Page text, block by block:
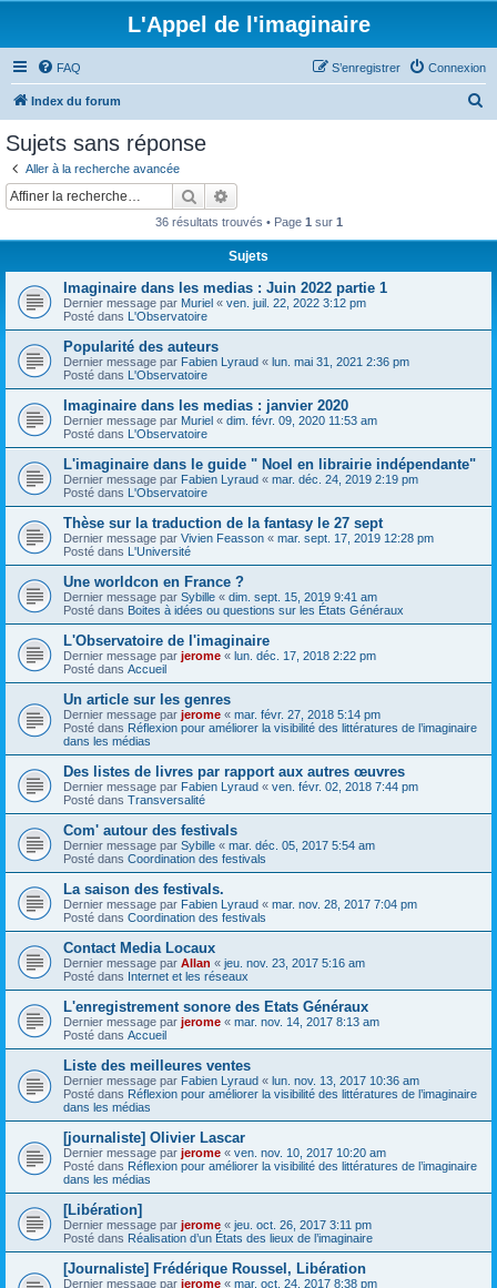
L'Appel de l'imaginaire
FAQ Connexion
S’enregistrer
Index du forum
Sujets sans réponse
Aller à la recherche avancée
Rechercher
36 résultats trouvés • Page 1 sur 1
Sujets
Imaginaire dans les medias : Juin 2022 partie 1
Dernier message par Muriel « ven. juil. 22, 2022 3:12 pm
Posté dans L'Observatoire
Popularité des auteurs
Dernier message par Fabien Lyraud « lun. mai 31, 2021 2:36 pm
Posté dans L'Observatoire
Imaginaire dans les medias : janvier 2020
Dernier message par Muriel « dim. févr. 09, 2020 11:53 am
Posté dans L'Observatoire
L'imaginaire dans le guide " Noel en librairie indépendante"
Dernier message par Fabien Lyraud « mar. déc. 24, 2019 2:19 pm
Posté dans L'Observatoire
Thèse sur la traduction de la fantasy le 27 sept
Dernier message par Vivien Feasson « mar. sept. 17, 2019 12:28 pm
Posté dans L'Université
Une worldcon en France ?
Dernier message par Sybille « dim. sept. 15, 2019 9:41 am
Posté dans Boites à idées ou questions sur les États Généraux
L'Observatoire de l'imaginaire
Dernier message par jerome « lun. déc. 17, 2018 2:22 pm
Posté dans Accueil
Un article sur les genres
Dernier message par jerome « mar. févr. 27, 2018 5:14 pm
Posté dans Réflexion pour améliorer la visibilité des littératures de l’imaginaire
dans les médias
Des listes de livres par rapport aux autres œuvres
Dernier message par Fabien Lyraud « ven. févr. 02, 2018 7:44 pm
Posté dans Transversalité
Com' autour des festivals
Dernier message par Sybille « mar. déc. 05, 2017 5:54 am
Posté dans Coordination des festivals
La saison des festivals.
Dernier message par Fabien Lyraud « mar. nov. 28, 2017 7:04 pm
Posté dans Coordination des festivals
Contact Media Locaux
Dernier message par Allan « jeu. nov. 23, 2017 5:16 am
Posté dans Internet et les réseaux
L'enregistrement sonore des Etats Généraux
Dernier message par jerome « mar. nov. 14, 2017 8:13 am
Posté dans Accueil
Liste des meilleures ventes
Dernier message par Fabien Lyraud « lun. nov. 13, 2017 10:36 am
Posté dans Réflexion pour améliorer la visibilité des littératures de l’imaginaire
dans les médias
[journaliste] Olivier Lascar
Dernier message par jerome « ven. nov. 10, 2017 10:20 am
Posté dans Réflexion pour améliorer la visibilité des littératures de l’imaginaire
dans les médias
[Libération]
Dernier message par jerome « jeu. oct. 26, 2017 3:11 pm
Posté dans Réalisation d’un États des lieux de l’imaginaire
[Journaliste] Frédérique Roussel, Libération
Dernier message par jerome « mar. oct. 24, 2017 8:38 pm